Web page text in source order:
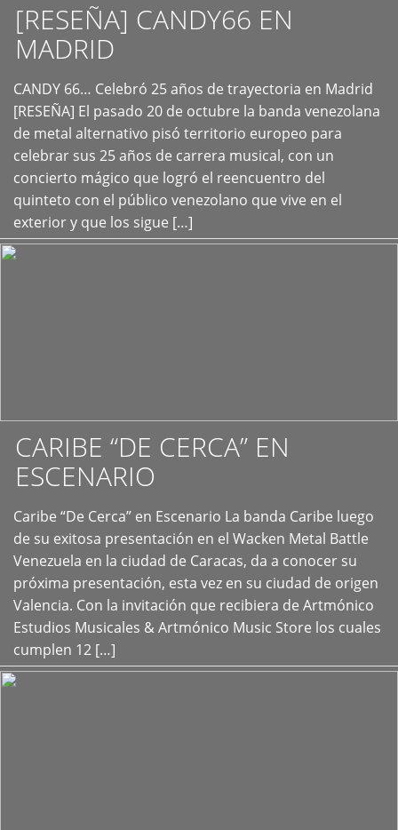
[RESEÑA] CANDY66 EN
MADRID
CANDY 66… Celebró 25 años de trayectoria en Madrid
[RESEÑA] El pasado 20 de octubre la banda venezolana
de metal alternativo pisó territorio europeo para
celebrar sus 25 años de carrera musical, con un
concierto mágico que logró el reencuentro del
quinteto con el público venezolano que vive en el
exterior y que los sigue […]
+
CARIBE “DE CERCA” EN
ESCENARIO
Caribe “De Cerca” en Escenario La banda Caribe luego
de su exitosa presentación en el Wacken Metal Battle
Venezuela en la ciudad de Caracas, da a conocer su
próxima presentación, esta vez en su ciudad de origen
Valencia. Con la invitación que recibiera de Artmónico
Estudios Musicales & Artmónico Music Store los cuales
cumplen 12 […]
+